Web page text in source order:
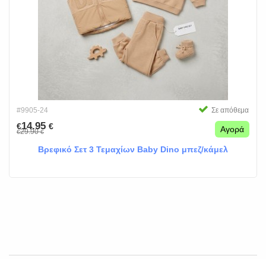
#9905-24 Σε απόθεμα
€14.95 €
€29.90€ Αγορά
Βρεφικό Σετ 3 Τεμαχίων Baby Dino μπεζ/κάμελ